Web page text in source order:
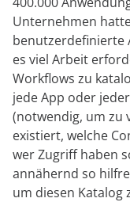
Unternehmen
benutzerdefinierte
es viel Arbeit
Workflows zu
jede App oder
(notwendig, um zu
existiert, welche
wer Zugriff haben
annähernd so
um diesen Katalog